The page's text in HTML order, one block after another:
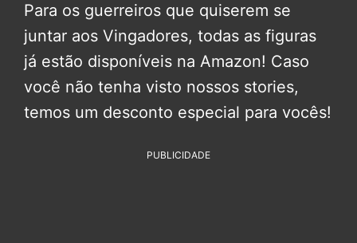
Para os guerreiros que quiserem se
juntar aos Vingadores, todas as figuras
já estão disponíveis na Amazon! Caso
você não tenha visto nossos stories,
temos um desconto especial para vocês!
PUBLICIDADE